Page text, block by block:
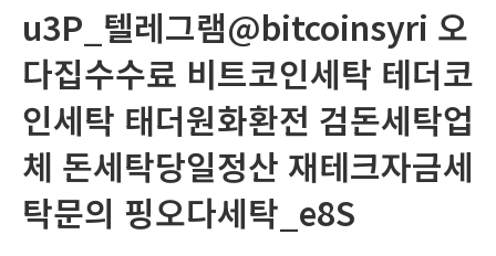
u3P_텔레그램@bitcoinsyri 오
다집수수료 비트코인세탁 테더코
인세탁 태더원화환전 검돈세탁업
체 돈세탁당일정산 재테크자금세
탁문의 핑오다세탁_e8S